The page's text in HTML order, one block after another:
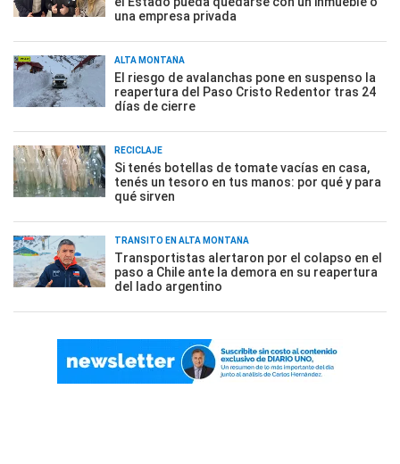
una empresa privada
ALTA MONTAÑA
El riesgo de avalanchas pone en suspenso la
reapertura del Paso Cristo Redentor tras 24
días de cierre
RECICLAJE
Si tenés botellas de tomate vacías en casa,
tenés un tesoro en tus manos: por qué y para
qué sirven
TRÁNSITO EN ALTA MONTAÑA
Transportistas alertaron por el colapso en el
paso a Chile ante la demora en su reapertura
del lado argentino